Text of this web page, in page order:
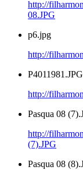
http://
08.JPG
p6.jpg
http://
P4011981.JPG
http://
Pasqua 08
http://
(7).JPG
Pasqua 08